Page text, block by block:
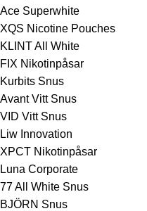
Ace Superwhite
XQS Nicotine Pouches
KLINT All White
FIX Nikotinpåsar
Kurbits Snus
Avant Vitt Snus
VID Vitt Snus
Liw Innovation
XPCT Nikotinpåsar
Luna Corporate
77 All White Snus
BJÖRN Snus